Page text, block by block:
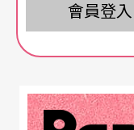
軍。當然，影視
律，但也有很大
室中涼快著，怎
會員登入